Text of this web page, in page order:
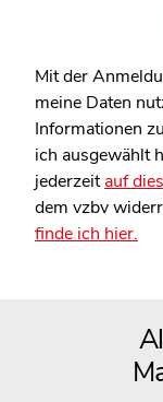
Mit der
meine Daten
Informationen
ich ausgewählt
jederzeitauf
dem vzbv
finde ich hier.